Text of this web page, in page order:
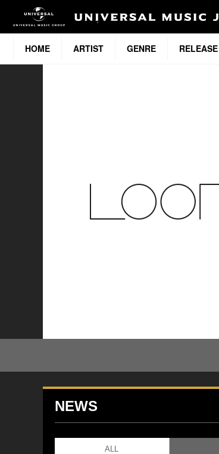
HOME ARTIST GENRE RELEASE
NEWS
ALL